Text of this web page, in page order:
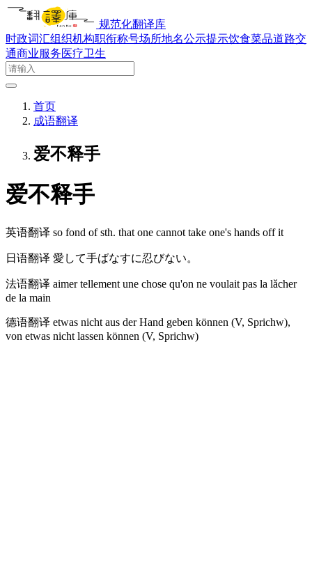
规范化翻译库
时政词汇组织机构职衔称号场所地名公示提示饮食菜品道路交
通商业服务医疗卫生
首页
成语翻译
爱不释手
爱不释手
英语翻译 so fond of sth. that one cannot take one's hands off it
日语翻译 愛して手ばなすに忍びない。
法语翻译 aimer tellement une chose qu'on ne voulait pas la lǎcher
de la main
德语翻译 etwas nicht aus der Hand geben können (V, Sprichw)​,
von etwas nicht lassen können (V, Sprichw)​